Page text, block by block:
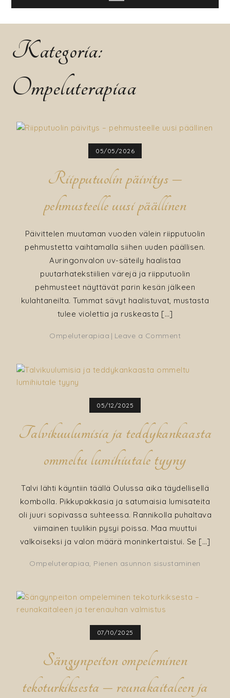
Kategoria:
Ompeluterapiaa
05/05/2026
Riipputuolin päivitys –
pehmusteelle uusi päällinen
Päivittelen muutaman vuoden välein riipputuolin
pehmustetta vaihtamalla siihen uuden päällisen.
Auringonvalon uv-säteily haalistaa
puutarhatekstiilien värejä ja riipputuolin
pehmusteet näyttävät parin kesän jälkeen
kulahtaneilta. Tummat sävyt haalistuvat, mustasta
tulee violettia ja ruskeasta […]
Ompeluterapiaa Leave a Comment
–
05/12/2025
Talvikuulumisia ja teddykankaasta
ommeltu lumihiutale tyyny
Talvi lähti käyntiin täällä Oulussa aika täydellisellä
kombolla. Pikkupakkasia ja satumaisia lumisateita
oli juuri sopivassa suhteessa. Rannikolla puhaltava
viimainen tuulikin pysyi poissa. Maa muuttui
valkoiseksi ja valon määrä moninkertaistui. Se […]
Ompeluterapiaa, Pienen asunnon sisustaminen
07/10/2025
Sängynpeiton ompeleminen
tekoturkiksesta – reunakaitaleen ja